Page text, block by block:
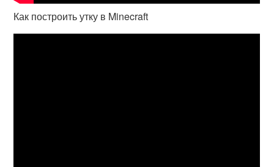
Как построить утку в Minecraft